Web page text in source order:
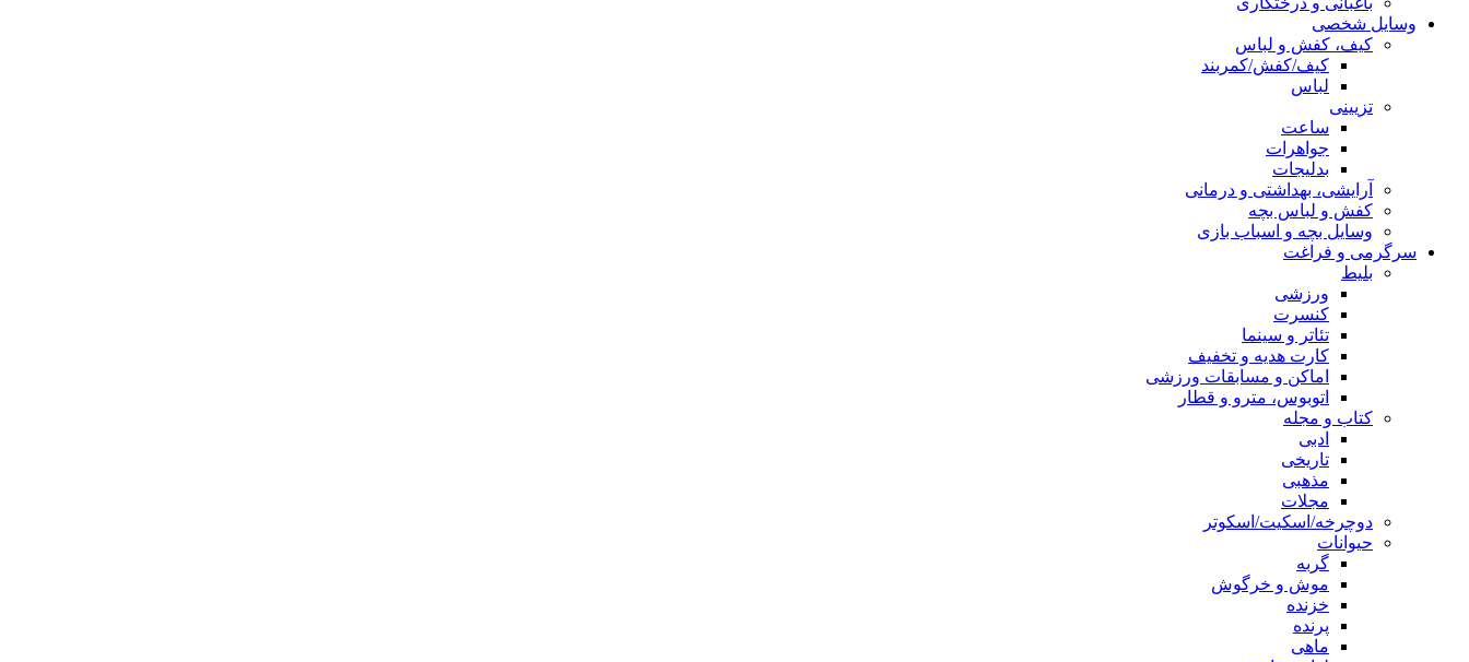
وسایل شخصی
کیف، کفش و لباس
کیف/کفش/کمربند
لباس
تزیینی
ساعت
جواهرات
بدلیجات
آرایشی، بهداشتی و درمانی
کفش و لباس بچه
وسایل بچه و اسباب بازی
سرگرمی و فراغت
بلیط
ورزشی
کنسرت
تئاتر و سینما
کارت هدیه و تخفیف
اماکن و مسابقات ورزشی
اتوبوس، مترو و قطار
کتاب و مجله
ادبی
تاریخی
مذهبی
مجلات
دوچرخه/اسکیت/اسکوتر
حیوانات
گربه
موش و خرگوش
خزنده
پرنده
ماهی